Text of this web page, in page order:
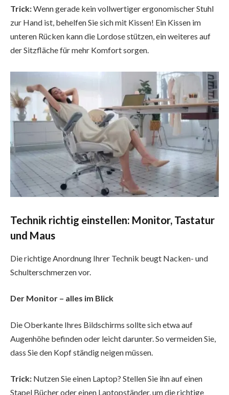
Trick:Wenn gerade kein vollwertiger ergonomischer Stuhl
zur Hand ist, behelfen Sie sich mit Kissen! Ein Kissen im
unteren Rücken kann die Lordose stützen, ein weiteres auf
der Sitzfläche für mehr Komfort sorgen.
Technik richtig einstellen: Monitor, Tastatur
und Maus
Die richtige Anordnung Ihrer Technik beugt Nacken- und
Schulterschmerzen vor.
Der Monitor – alles im Blick
Die Oberkante Ihres Bildschirms sollte sich etwa auf
Augenhöhe befinden oder leicht darunter. So vermeiden Sie,
dass Sie den Kopf ständig neigen müssen.
Trick: Nutzen Sie einen Laptop? Stellen Sie ihn auf einen
Stapel Bücher oder einen Laptopständer, um die richtige